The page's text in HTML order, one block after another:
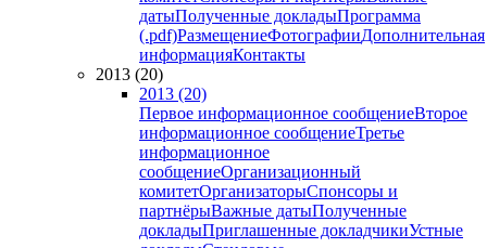
датыПолученные докладыПрограмма
(.pdf)РазмещениеФотографииДополнительная
информацияКонтакты
2013 (20)
2013 (20)
Первое информационное сообщениеВторое
информационное сообщениеТретье
информационное
сообщениеОрганизационный
комитетОрганизаторыСпонсоры и
партнёрыВажные датыПолученные
докладыПриглашенные докладчикиУстные